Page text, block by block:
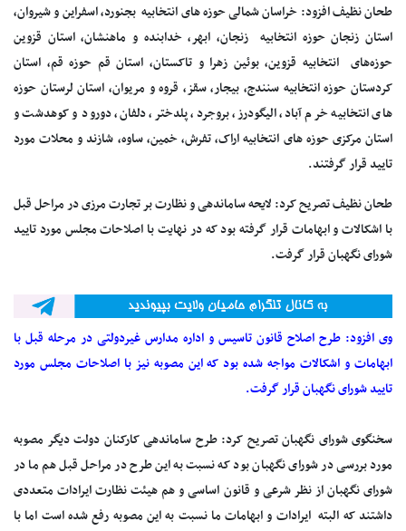
طحان نظیف افزود: خراسان شمالی حوزه های انتخابیه بجنورد، اسفراین و شیروان،
استان زنجان حوزه انتخابیه زنجان، ابهر، خدابنده و ماهنشان، استان قزوین
حوزه‌های انتخابیه قزوین، بوئین زهرا و تاکستان، استان قم حوزه قم، استان
کردستان حوزه انتخابیه سنندج، بیجار، سقز، قروه و مریوان، استان لرستان حوزه
های انتخابیه خرم آباد، الیگودرز، بروجرد، پلدختر، دلفان، دورود و کوهدشت و
استان مرکزی حوزه های انتخابیه اراک، تفرش، خمین، ساوه، شازند و محلات مورد
تایید قرار گرفتند.
طحان نظیف تصریح کرد: لایحه ساماندهی و نظارت بر تجارت مرزی در مراحل قبل
با اشکالات و ابهامات قرار گرفته بود که در نهایت با اصلاحات مجلس مورد تایید
شورای نگهبان قرار گرفت.
وی افزود: طرح اصلاح قانون تاسیس و اداره مدارس غیردولتی در مرحله قبل با
ابهامات و اشکالات مواجه شده بود که این مصوبه نیز با اصلاحات مجلس مورد
تایید شورای نگهبان قرار گرفت.
سخنگوی شورای نگهبان تصریح کرد: طرح ساماندهی کارکنان دولت دیگر مصوبه
مورد بررسی در شورای نگهبان بود که نسبت به این طرح در مراحل قبل هم ما در
شورای نگهبان از نظر شرعی و قانون اساسی و هم هیئت نظارت ایرادات متعددی
داشتند که البته ایرادات و ابهامات ما نسبت به این مصوبه رفع شده است اما با